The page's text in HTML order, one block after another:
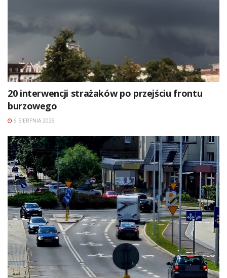
20 interwencji strażaków po przejściu frontu
burzowego
6 SIERPNIA 2026